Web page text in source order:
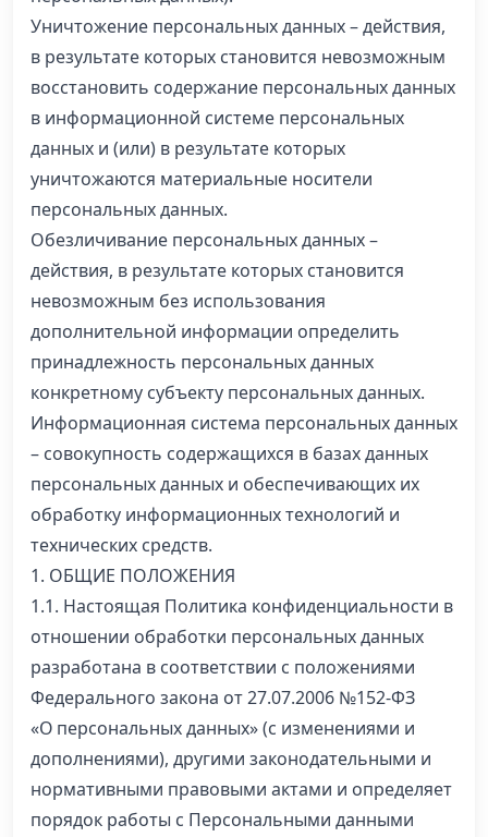
Уничтожение персональных данных – действия,
в результате которых становится невозможным
восстановить содержание персональных данных
в информационной системе персональных
данных и (или) в результате которых
уничтожаются материальные носители
персональных данных.
Обезличивание персональных данных –
действия, в результате которых становится
невозможным без использования
дополнительной информации определить
принадлежность персональных данных
конкретному субъекту персональных данных.
Информационная система персональных данных
– совокупность содержащихся в базах данных
персональных данных и обеспечивающих их
обработку информационных технологий и
технических средств.
1. ОБЩИЕ ПОЛОЖЕНИЯ
1.1. Настоящая Политика конфиденциальности в
отношении обработки персональных данных
разработана в соответствии с положениями
Федерального закона от 27.07.2006 №152-ФЗ
«О персональных данных» (с изменениями и
дополнениями), другими законодательными и
нормативными правовыми актами и определяет
порядок работы с Персональными данными